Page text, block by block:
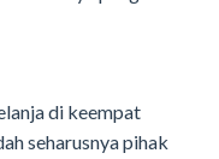
di keempat
seharusnya pihak